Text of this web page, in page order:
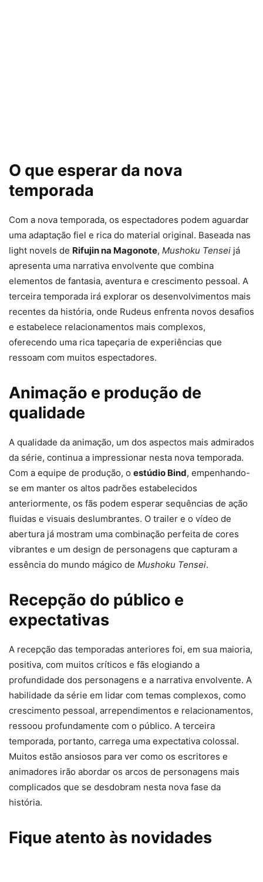
O que esperar da nova
temporada
Com a nova temporada, os espectadores podem aguardar
uma adaptação fiel e rica do material original. Baseada nas
light novels de Rifujin na Magonote, Mushoku Tensei já
apresenta uma narrativa envolvente que combina
elementos de fantasia, aventura e crescimento pessoal. A
terceira temporada irá explorar os desenvolvimentos mais
recentes da história, onde Rudeus enfrenta novos desafios
e estabelece relacionamentos mais complexos,
oferecendo uma rica tapeçaria de experiências que
ressoam com muitos espectadores.
Animação e produção de
qualidade
A qualidade da animação, um dos aspectos mais admirados
da série, continua a impressionar nesta nova temporada.
Com a equipe de produção, o estúdio Bind, empenhando-
se em manter os altos padrões estabelecidos
anteriormente, os fãs podem esperar sequências de ação
fluidas e visuais deslumbrantes. O trailer e o vídeo de
abertura já mostram uma combinação perfeita de cores
vibrantes e um design de personagens que capturam a
essência do mundo mágico de Mushoku Tensei.
Recepção do público e
expectativas
A recepção das temporadas anteriores foi, em sua maioria,
positiva, com muitos críticos e fãs elogiando a
profundidade dos personagens e a narrativa envolvente. A
habilidade da série em lidar com temas complexos, como
crescimento pessoal, arrependimentos e relacionamentos,
ressoou profundamente com o público. A terceira
temporada, portanto, carrega uma expectativa colossal.
Muitos estão ansiosos para ver como os escritores e
animadores irão abordar os arcos de personagens mais
complicados que se desdobram nesta nova fase da
história.
Fique atento às novidades